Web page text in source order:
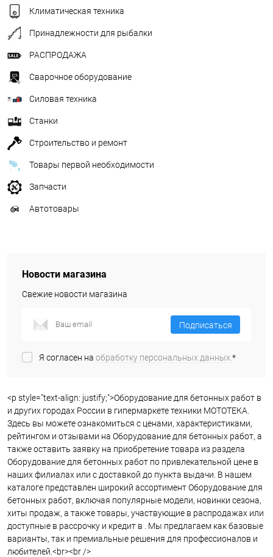
Климатическая техника
Принадлежности для рыбалки
РАСПРОДАЖА
Сварочное оборудование
Силовая техника
Станки
Строительство и ремонт
Товары первой необходимости
Запчасти
Автотовары
Новости магазина
Свежие новости магазина
Подписаться
Я согласен на обработку персональных данных.*
<p style="text-align: justify;">Оборудование для бетонных работ в
и других городах России в гипермаркете техники МОТОТЕКА.
Здесь вы можете ознакомиться с ценами, характеристиками,
рейтингом и отзывами на Оборудование для бетонных работ, а
также оставить заявку на приобретение товара из раздела
Оборудование для бетонных работ по привлекательной цене в
наших филиалах или с доставкой до пункта выдачи. В нашем
каталоге представлен широкий ассортимент Оборудование для
бетонных работ, включая популярные модели, новинки сезона,
хиты продаж, а также товары, участвующие в распродажах или
доступные в рассрочку и кредит в . Мы предлагаем как базовые
варианты, так и премиальные решения для профессионалов и
любителей.<br><br />